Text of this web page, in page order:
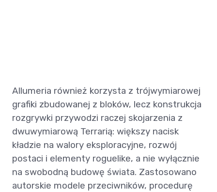
Allumeria również korzysta z trójwymiarowej
grafiki zbudowanej z bloków, lecz konstrukcja
rozgrywki przywodzi raczej skojarzenia z
dwuwymiarową Terrarią: większy nacisk
kładzie na walory eksploracyjne, rozwój
postaci i elementy roguelike, a nie wyłącznie
na swobodną budowę świata. Zastosowano
autorskie modele przeciwników, procedurę